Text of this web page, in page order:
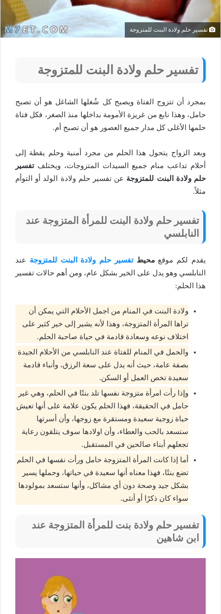
تفسير حلم ولادة البنت للمتزوجة
تفسير حلم ولادة البنت للمتزوجة
بمجرد أن تتزوج الفتاة ويصبح كل شُغلها الشاغل هو أن تصبح
حامل، وهذا نابع من غريزة الأمومة بداخلها منذ الصغر، فكل فتاة
حلمها الأغلى كل مدار جميع العصور هو أن تصبح أم.
وبعد الزواج يتحول هذا الحلم من مجرد أمنية وحلم يقظة إلى
أحلام تداعب منام جميع السيدات المتزوجات، ويختلفتفسير
حلم ولادة البنت للمتزوجة عن تفسير حلم ولادة الولد أو التوأم
مثلاً.
تفسير حلم ولادة البنت للمرأة المتزوجة عند
النابلسي
يقدم لكم موقعمحيط تفسير حلم ولادة البنت للمتزوجة عند
النابلسي وهو يدل على الخير بشكل عام، ومن أهم حالات تفسير
هذا الحلم:
ولادة البنت في المنام من اجمل الأحلام التي يمكن أن
تراها المرأة المتزوجة، وهذا لأنه يشير إلى خير كثير على
اختلاف نوعه وسعادة قادمة في حياة صاحبة الحلم.
والحمل في المنام للفتاة عند النابلسي من الأحلام الجيدة
بصفة عامة، حيث أنه يدل على سعة الرزق، وأنباء قادمة
سعيدة تخص العمل أو السكن.
وإذا رأت امرأة متزوجة نفسها تلد بنتًا في الحلم، وهي غير
حامل في الحقيقة، فهذا الحلم يكون علامة على أنها تعيش
حياة زوجية سعيدة ومستقرة مع زوجها، وأن أسرتها
ستسعد بالحب والعطاء، وأن اولادها سوف يتلقون رعاية
تجعلهم أبناء صالحين في المستقبل.
أما إذا كانت المرأة المتزوجة حامل ورأت نفسها في الحلم
تضع بنتًا، فهذا معناه أنها سعيدة في حياتها، وحملها يسير
بشكل جيد وصحة دون أي مشاكل، وأنها ستسعد بمولودها
سواء كان ذكرًا أو أنثى.
تفسير حلم ولادة بنت للمرأة المتزوجة عند
ابن شاهين